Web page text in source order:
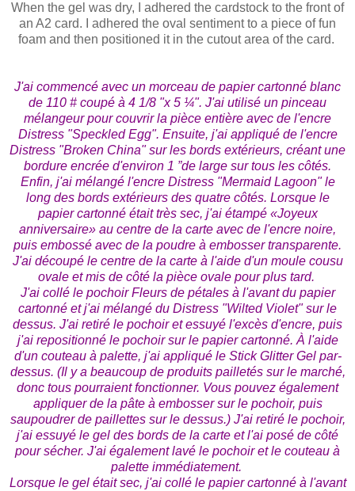
When the gel was dry, I adhered the cardstock to the front of
an A2 card. I adhered the oval sentiment to a piece of fun
foam and then positioned it in the cutout area of the card.
J'ai commencé avec un morceau de papier cartonné blanc
de 110 # coupé à 4 1/8 "x 5 ¼". J'ai utilisé un pinceau
mélangeur pour couvrir la pièce entière avec de l'encre
Distress "Speckled Egg". Ensuite, j'ai appliqué de l'encre
Distress "Broken China" sur les bords extérieurs, créant une
bordure encrée d'environ 1 ”de large sur tous les côtés.
Enfin, j'ai mélangé l'encre Distress "Mermaid Lagoon" le
long des bords extérieurs des quatre côtés. Lorsque le
papier cartonné était très sec, j'ai étampé «Joyeux
anniversaire» au centre de la carte avec de l'encre noire,
puis embossé avec de la poudre à embosser transparente.
J'ai découpé le centre de la carte à l'aide d'un moule cousu
ovale et mis de côté la pièce ovale pour plus tard.
J'ai collé le pochoir Fleurs de pétales à l'avant du papier
cartonné et j'ai mélangé du Distress "Wilted Violet" sur le
dessus. J'ai retiré le pochoir et essuyé l'excès d'encre, puis
j'ai repositionné le pochoir sur le papier cartonné. À l'aide
d'un couteau à palette, j'ai appliqué le Stick Glitter Gel par-
dessus. (Il y a beaucoup de produits pailletés sur le marché,
donc tous pourraient fonctionner. Vous pouvez également
appliquer de la pâte à embosser sur le pochoir, puis
saupoudrer de paillettes sur le dessus.) J'ai retiré le pochoir,
j'ai essuyé le gel des bords de la carte et l'ai posé de côté
pour sécher. J'ai également lavé le pochoir et le couteau à
palette immédiatement.
Lorsque le gel était sec, j'ai collé le papier cartonné à l'avant